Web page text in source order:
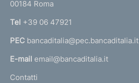
r
n
a
l
00184 Roma
Tel +39 06 47921
PEC bancaditalia@pec.bancaditalia.it
E-mail email@bancaditalia.it
Contatti